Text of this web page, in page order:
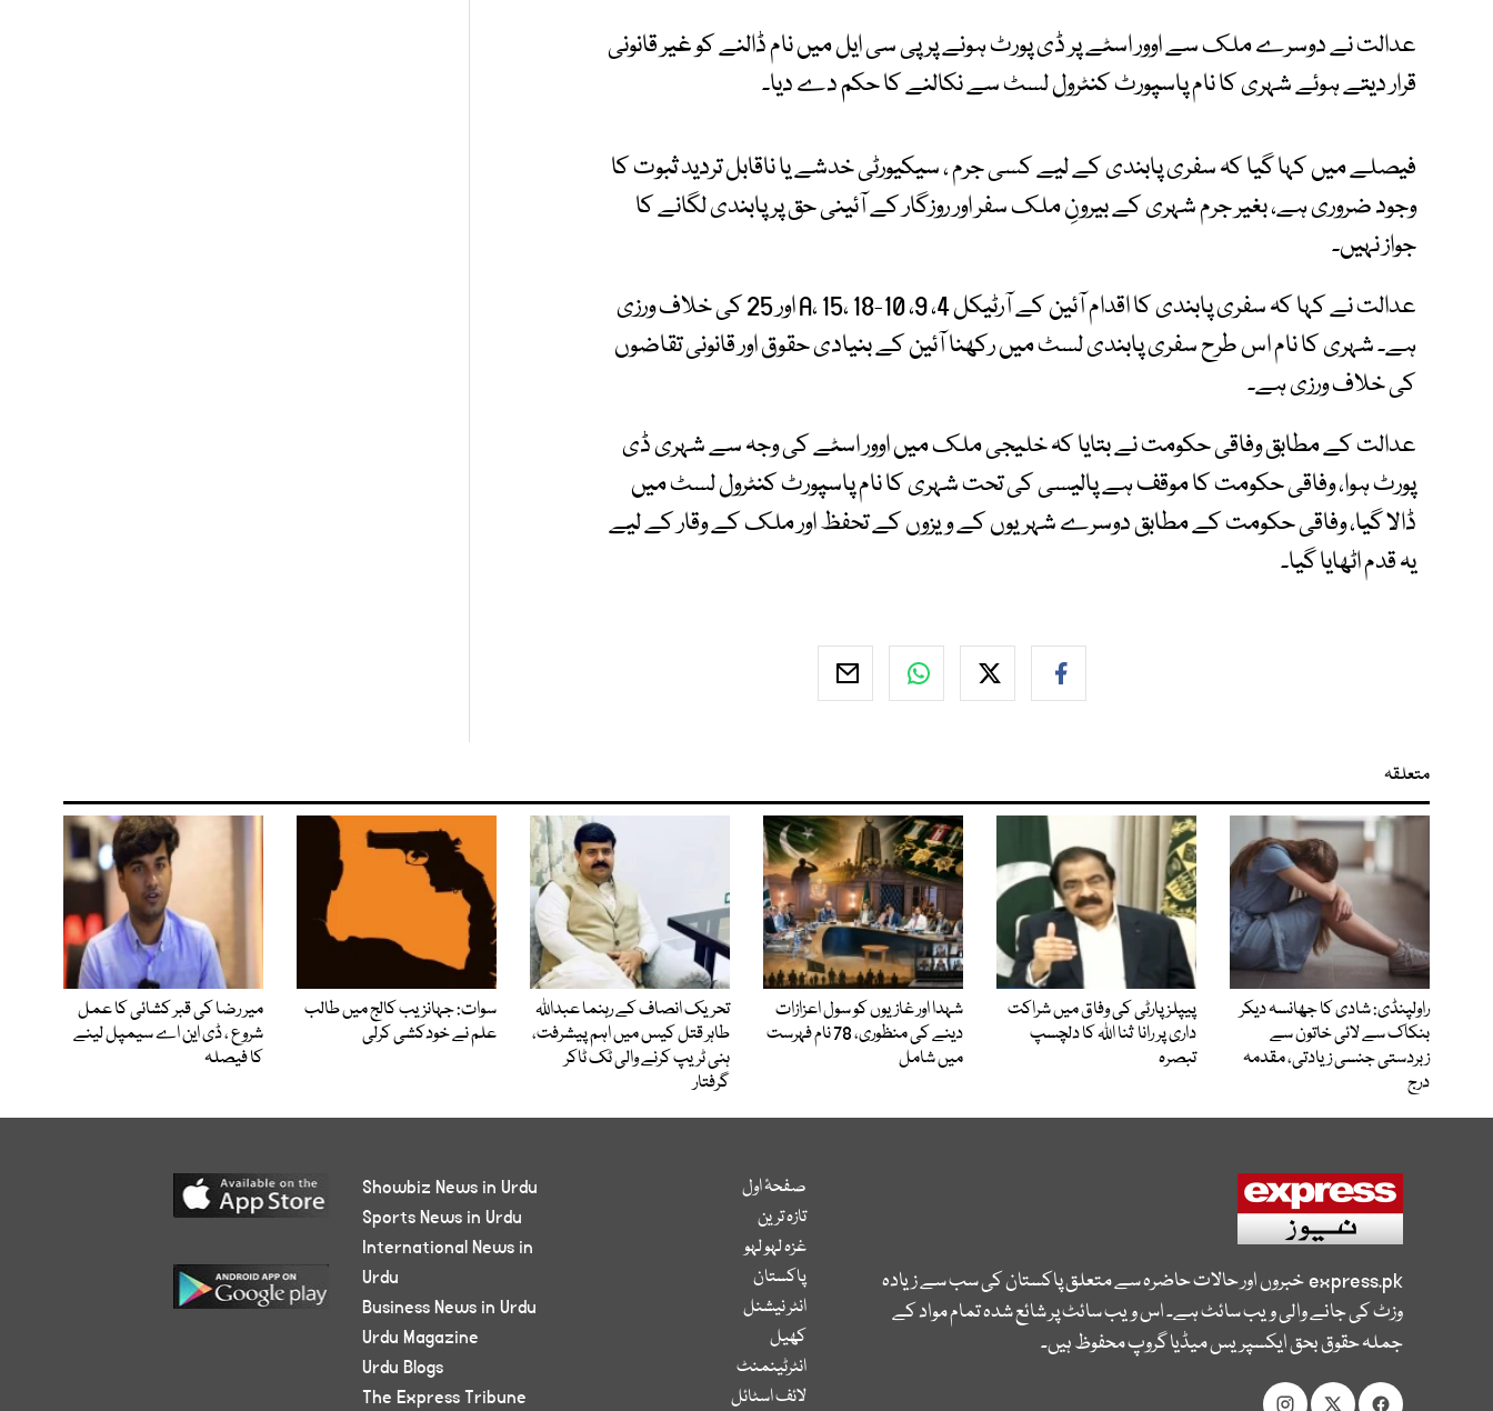
عدالت نے دوسرے ملک سے اوور اسٹے پر ڈی پورٹ ہونے پر پی سی ایل میں نام ڈالنے کو غیر قانونی
قرار دیتے ہوئے شہری کا نام پاسپورٹ کنٹرول لسٹ سے نکالنے کا حکم دے دیا۔
فیصلے میں کہا گیا کہ سفری پابندی کے لیے کسی جرم ، سیکیورٹی خدشے یا ناقابل تردید ثبوت کا
وجود ضروری ہے، بغیر جرم شہری کے بیرونِ ملک سفر اور روزگار کے آئینی حق پر پابندی لگانے کا
جواز نہیں۔
عدالت نے کہا کہ سفری پابندی کا اقدام آئین کے آرٹیکل 4، 9، 10-A، 15، 18 اور 25 کی خلاف ورزی
ہے۔ شہری کا نام اس طرح سفری پابندی لسٹ میں رکھنا آئین کے بنیادی حقوق اور قانونی تقاضوں
کی خلاف ورزی ہے۔
عدالت کے مطابق وفاقی حکومت نے بتایا کہ خلیجی ملک میں اوور اسٹے کی وجہ سے شہری ڈی
پورٹ ہوا، وفاقی حکومت کا موقف ہے پالیسی کی تحت شہری کا نام پاسپورٹ کنٹرول لسٹ میں
ڈالا گیا، وفاقی حکومت کے مطابق دوسرے شہریوں کے ویزوں کے تحفظ اور ملک کے وقار کے لیے
یہ قدم اٹھایا گیا۔
متعلقہ
راولپنڈی: شادی کا جھانسہ دیکر
بنکاک سے لائی خاتون سے
زبردستی جنسی زیادتی، مقدمہ
درج
پیپلز پارٹی کی وفاق میں شراکت
داری پر رانا ثنا اللہ کا دلچسپ
تبصرہ
شہدا اور غازیوں کو سول اعزازات
دینے کی منظوری، 78 نام فہرست
میں شامل
تحریک انصاف کے رہنما عبداللہ
طاہر قتل کیس میں اہم پیشرفت،
ہنی ٹریپ کرنے والی ٹک ٹاکر
گرفتار
سوات: جہانزیب کالج میں طالب
علم نے خودکشی کرلی
میر رضا کی قبر کشائی کا عمل
شروع ، ڈی این اے سیمپل لینے
کا فیصلہ
express.pkخبروں اور حالات حاضرہ سے متعلق پاکستان کی سب سے زیادہ
وزٹ کی جانے والی ویب سائٹ ہے۔ اس ویب سائٹ پر شائع شدہ تمام مواد کے
جملہ حقوق بحق ایکسپریس میڈیا گروپ محفوظ ہیں۔
صفحۂ اول
تازہ ترین
غزہ لہو لہو
پاکستان
انٹر نیشنل
کھیل
انٹرٹینمنٹ
لائف اسٹائل
Showbiz News in Urdu
Sports News in Urdu
International News in
Urdu
Business News in Urdu
Urdu Magazine
Urdu Blogs
The Express Tribune